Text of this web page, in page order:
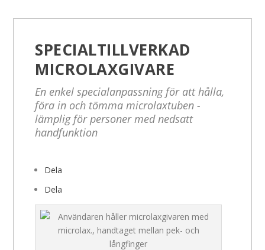
SPECIALTILLVERKAD
MICROLAXGIVARE
En enkel specialanpassning för att hålla,
föra in och tömma microlaxtuben -
lämplig för personer med nedsatt
handfunktion
Dela
Dela